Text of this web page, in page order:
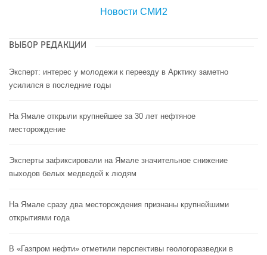
Новости СМИ2
ВЫБОР РЕДАКЦИИ
Эксперт: интерес у молодежи к переезду в Арктику заметно
усилился в последние годы
На Ямале открыли крупнейшее за 30 лет нефтяное
месторождение
Эксперты зафиксировали на Ямале значительное снижение
выходов белых медведей к людям
На Ямале сразу два месторождения признаны крупнейшими
открытиями года
В «Газпром нефти» отметили перспективы геологоразведки в